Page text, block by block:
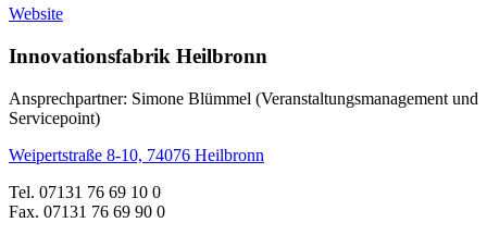
Website
Innovationsfabrik Heilbronn
Ansprechpartner: Simone Blümmel (Veranstaltungsmanagement und
Servicepoint)
Weipertstraße 8-10, 74076 Heilbronn
Tel. 07131 76 69 10 0
Fax. 07131 76 69 90 0